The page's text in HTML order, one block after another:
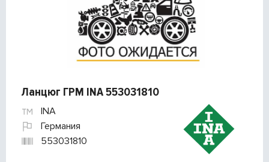
Ланцюг ГРМ INA 553031810
INA
Германия
553031810